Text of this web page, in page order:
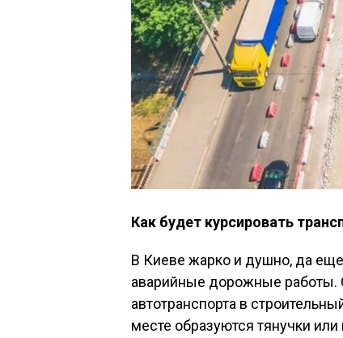
Как будет курсировать
В Киеве жарко и душно, да
аварийные дорожные работы.
автотранспорта в
месте образуются тянучки